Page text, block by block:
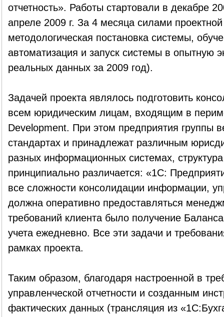
отчетность». Работы стартовали в декабре
апреле 2009 г. За 4 месяца силами
методологическая постановка системы,
автоматизация и запуск системы в опытную
реальных данных за 2009 год).
Задачей проекта являлось подготовить
всем юридическим лицам, входящим в
Development. При этом предприятия группы
стандартах и принадлежат различным
разных информационных системах,
принципиально различается: «1С:
все сложности консолидации информации,
должна оперативно предоставляться
требований клиента было получение
учета ежедневно. Все эти задачи и
рамках проекта.
Таким образом, благодаря настроенной в
управленческой отчетности и созданным
фактических данных (трансляция из